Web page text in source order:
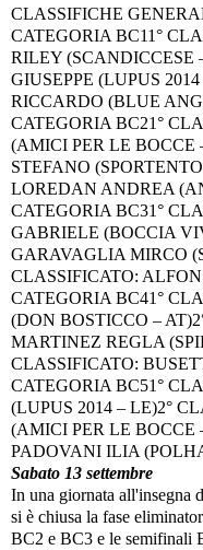
CLASSIFICHE
CATEGORIA BC11°
RILEY (SCANDICCESE
GIUSEPPE (LUPUS
RICCARDO (BLUE
CATEGORIA BC21°
(AMICI PER LE BOCCE
STEFANO
LOREDAN ANDREA
CATEGORIA BC31°
GABRIELE (BOCCIA
GARAVAGLIA MIRCO
CLASSIFICATO:
CATEGORIA BC41°
(DON BOSTICCO – AT)
MARTINEZ REGLA
CLASSIFICATO:
CATEGORIA BC51°
(LUPUS 2014 – LE)2°
(AMICI PER LE BOCCE
PADOVANI ILIA
Sabato 13 settembre
In una giornata all'insegna
si è chiusa la fase
BC2 e BC3 e le semifinali